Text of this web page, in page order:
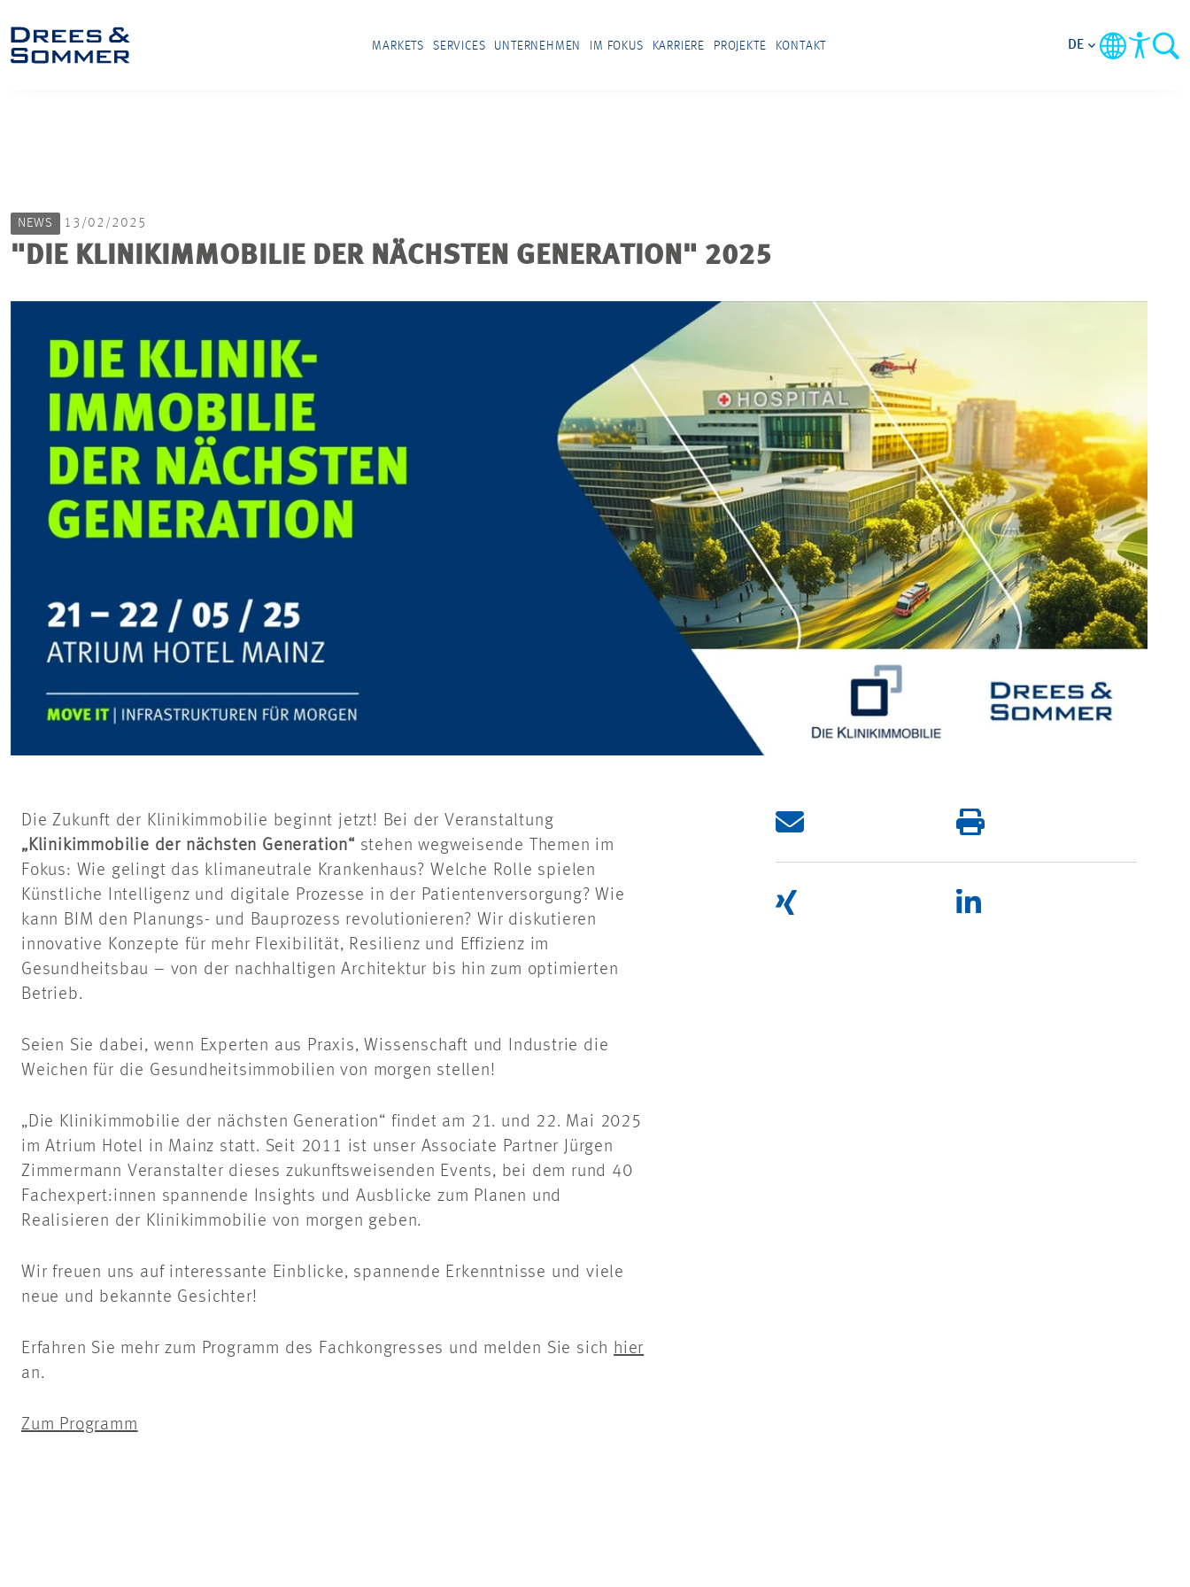
MARKETS SERVICES UNTERNEHMEN IM FOKUS KARRIERE PROJEKTE KONTAKT DE
NEWS 13/02/2025
"DIE KLINIKIMMOBILIE DER NÄCHSTEN GENERATION" 2025
Die Zukunft der Klinikimmobilie beginnt jetzt! Bei der Veranstaltung
„Klinikimmobilie der nächsten Generation“ stehen wegweisende Themen im
Fokus: Wie gelingt das klimaneutrale Krankenhaus? Welche Rolle spielen
Künstliche Intelligenz und digitale Prozesse in der Patientenversorgung? Wie
kann BIM den Planungs- und Bauprozess revolutionieren? Wir diskutieren
innovative Konzepte für mehr Flexibilität, Resilienz und Effizienz im
Gesundheitsbau – von der nachhaltigen Architektur bis hin zum optimierten
Betrieb.
Seien Sie dabei, wenn Experten aus Praxis, Wissenschaft und Industrie die
Weichen für die Gesundheitsimmobilien von morgen stellen!
„Die Klinikimmobilie der nächsten Generation“ findet am 21. und 22. Mai 2025
im Atrium Hotel in Mainz statt. Seit 2011 ist unser Associate Partner Jürgen
Zimmermann Veranstalter dieses zukunftsweisenden Events, bei dem rund 40
Fachexpert:innen spannende Insights und Ausblicke zum Planen und
Realisieren der Klinikimmobilie von morgen geben.
Wir freuen uns auf interessante Einblicke, spannende Erkenntnisse und viele
neue und bekannte Gesichter!
Erfahren Sie mehr zum Programm des Fachkongresses und melden Sie sich hier
an.
Zum Programm